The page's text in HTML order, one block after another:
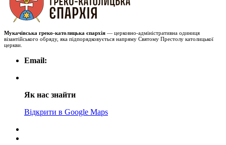
Мукачівська греко-католицька єпархія — церковно-адміністративна одиниця
візантійського обряду, яка підпорядковується напряму Святому Престолу католицької
церкви.
Email:
Як нас знайти
Відкрити в Google Maps